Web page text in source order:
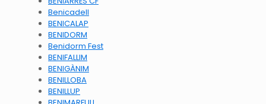
Benicadell
BENICALAP
BENIDORM
Benidorm Fest
BENIFALLIM
BENIGÀNIM
BENILLOBA
BENILLUP